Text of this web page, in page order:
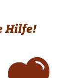
Hilfe!